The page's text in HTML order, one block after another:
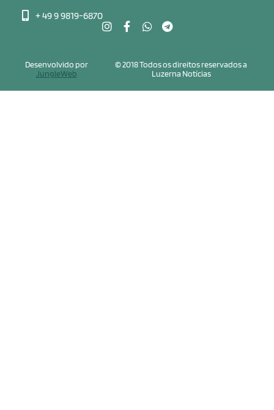
+ 49 9 9819-6870
© 2018 Todos os direitos reservados a
Luzerna Notícias
Desenvolvido por
JungleWeb